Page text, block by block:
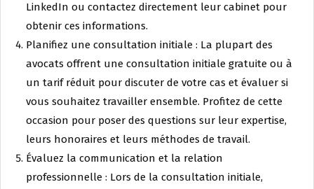
LinkedIn ou contactez directement leur cabinet pour
obtenir ces informations.
Planifiez une consultation initiale : La plupart des
avocats offrent une consultation initiale gratuite ou à
un tarif réduit pour discuter de votre cas et évaluer si
vous souhaitez travailler ensemble. Profitez de cette
occasion pour poser des questions sur leur expertise,
leurs honoraires et leurs méthodes de travail.
Évaluez la communication et la relation
professionnelle : Lors de la consultation initiale,